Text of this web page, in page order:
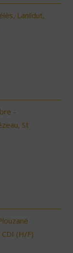
Lanildut,
-
St
(H/F)